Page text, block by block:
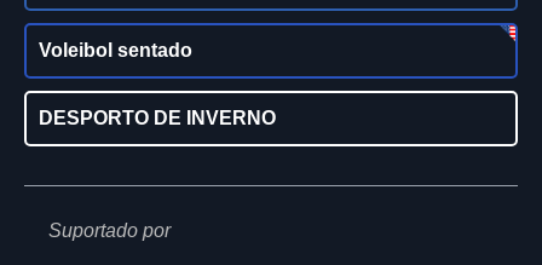
Voleibol sentado
DESPORTO DE INVERNO
Suportado por